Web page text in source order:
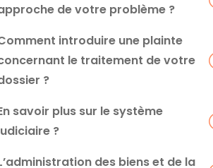
de votre problème ?
introduire une plainte
le traitement de votre
?
savoir plus sur le système
?
des biens et de la